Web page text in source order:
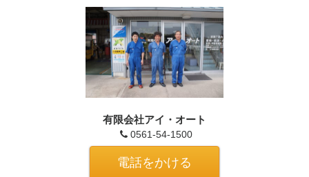
有限会社アイ・オート
0561-54-1500
電話をかける